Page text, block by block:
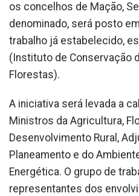
os concelhos de Mação,
denominado, será posto
trabalho já estabelecido,
(Instituto de Conservação
Florestas).
A iniciativa será levada a
Ministros da Agricultura,
Desenvolvimento Rural,
Planeamento e do
Energética. O grupo de
representantes dos